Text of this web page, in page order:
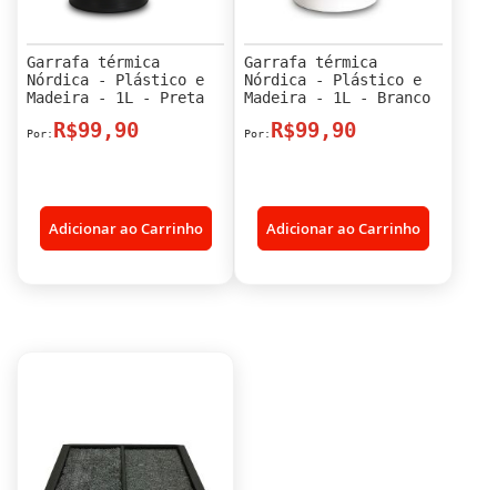
Garrafa térmica
Nórdica - Plástico e
Madeira - 1L - Preta
R$99,90
Adicionar ao Carrinho
Garrafa térmica
Nórdica - Plástico e
Madeira - 1L - Branco
R$99,90
Adicionar ao Carrinho